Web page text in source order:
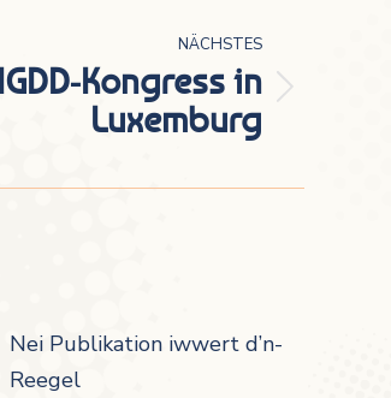
NÄCHSTES
Kongress in
Luxemburg
Nei Publikation iwwert d’n-
Reegel